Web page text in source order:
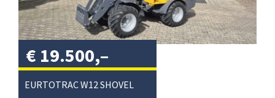
EURTOTRAC W12 SHOVEL
€ 19.500,–
excl. btw/